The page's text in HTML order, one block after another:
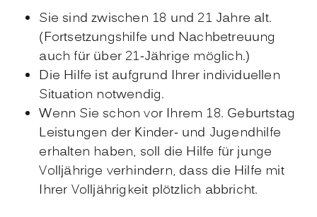
Sie sind zwischen 18 und 21 Jahre alt.
(Fortsetzungshilfe und Nachbetreuung
auch für über 21-Jährige möglich.)
Die Hilfe ist aufgrund Ihrer individuellen
Situation notwendig.
Wenn Sie schon vor Ihrem 18. Geburtstag
Leistungen der Kinder- und Jugendhilfe
erhalten haben, soll die Hilfe für junge
Volljährige verhindern, dass die Hilfe mit
Ihrer Volljährigkeit plötzlich abbricht.